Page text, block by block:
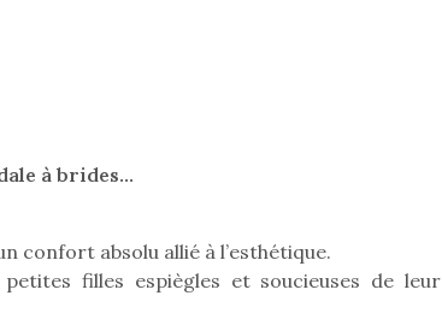
à brides…
confort absolu allié à l’esthétique.
filles espiègles et soucieuses de leur